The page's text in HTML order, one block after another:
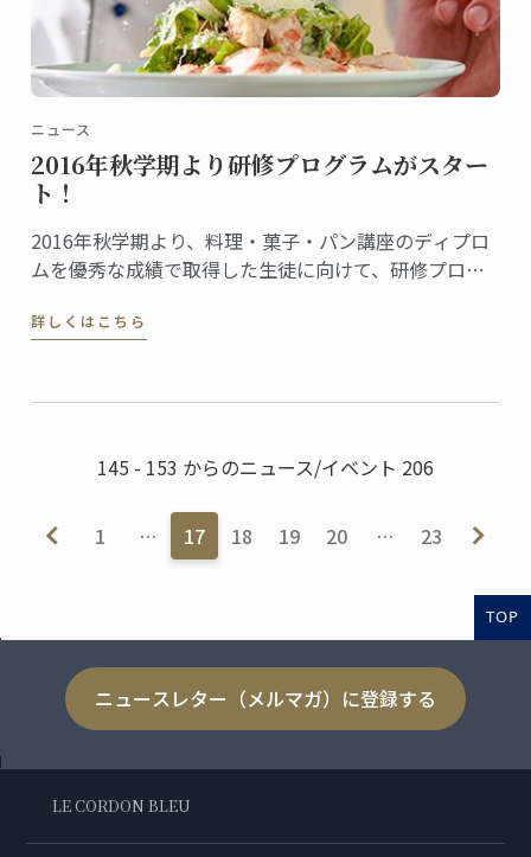
ニュース
2016年秋学期より研修プログラムがスター
ト！
2016年秋学期より、料理・菓子・パン講座のディプロ
ムを優秀な成績で取得した生徒に向けて、研修プログ
詳しくはこちら
145 - 153 からのニュース/イベント 206
1 … 17 18 19 20 … 23
TOP
ニュースレター（メルマガ）に登録する
LE CORDON BLEU